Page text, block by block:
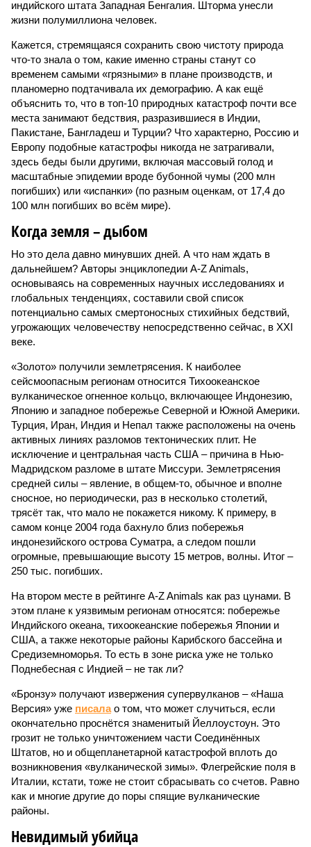
индийского штата Западная Бенгалия. Шторма унесли
жизни полумиллиона человек.
Кажется, стремящаяся сохранить свою чистоту природа
что-то знала о том, какие именно страны станут со
временем самыми «грязными» в плане производств, и
планомерно подтачивала их демографию. А как ещё
объяснить то, что в топ-10 природных катастроф почти все
места занимают бедствия, разразившиеся в Индии,
Пакистане, Бангладеш и Турции? Что характерно, Россию и
Европу подобные катастрофы никогда не затрагивали,
здесь беды были другими, включая массовый голод и
масштабные эпидемии вроде бубонной чумы (200 млн
погибших) или «испанки» (по разным оценкам, от 17,4 до
100 млн погибших во всём мире).
Когда земля – дыбом
Но это дела давно минувших дней. А что нам ждать в
дальнейшем? Авторы энциклопедии A-Z Animals,
основываясь на современных научных исследованиях и
глобальных тенденциях, составили свой список
потенциально самых смертоносных стихийных бедствий,
угрожающих человечеству непосредственно сейчас, в XXI
веке.
«Золото» получили землетрясения. К наиболее
сейсмоопасным регионам относится Тихоокеанское
вулканическое огненное кольцо, включающее Индонезию,
Японию и западное побережье Северной и Южной Америки.
Турция, Иран, Индия и Непал также расположены на очень
активных линиях разломов тектонических плит. Не
исключение и центральная часть США – причина в Нью-
Мадридском разломе в штате Миссури. Землетрясения
средней силы – явление, в общем-то, обычное и вполне
сносное, но периодически, раз в несколько столетий,
трясёт так, что мало не покажется никому. К примеру, в
самом конце 2004 года бахнуло близ побережья
индонезийского острова Суматра, а следом пошли
огромные, превышающие высоту 15 метров, волны. Итог –
250 тыс. погибших.
На втором месте в рейтинге A-Z Animals как раз цунами. В
этом плане к уязвимым регионам относятся: побережье
Индийского океана, тихо­океанские побережья Японии и
США, а также некоторые районы Карибского бассейна и
Средиземноморья. То есть в зоне риска уже не только
Поднебесная с Индией – не так ли?
«Бронзу» получают извержения супервулканов – «Наша
Версия» уже писалао том, что может случиться, если
окончательно проснётся знаменитый Йеллоустоун. Это
грозит не только уничтожением части Соединённых
Штатов, но и общепланетарной катастрофой вплоть до
возникновения «вулканической зимы». Флегрейские поля в
Италии, кстати, тоже не стоит сбрасывать со счетов. Равно
как и многие другие до поры спящие вулканические
районы.
Невидимый убийца